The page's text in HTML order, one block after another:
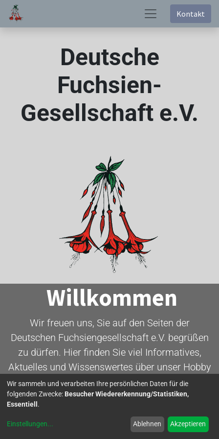
Kontakt
Deutsche
Fuchsien-
Gesellschaft e.V.
Willkommen
Wir freuen uns, Sie auf den Seiten der
Deutschen Fuchsiengesellschaft e.V. begrüßen
zu dürfen. Hier finden Sie viel Informatives,
Aktuelles und Wissenswertes über unser Hobby
- die Fuchsie.
Wir sammeln und verarbeiten Ihre persönlichen Daten für die
folgenden Zwecke: Besucher Wiedererkennung/Statistiken,
Essentiell .
Einstellungen... Ablehnen Akzeptieren